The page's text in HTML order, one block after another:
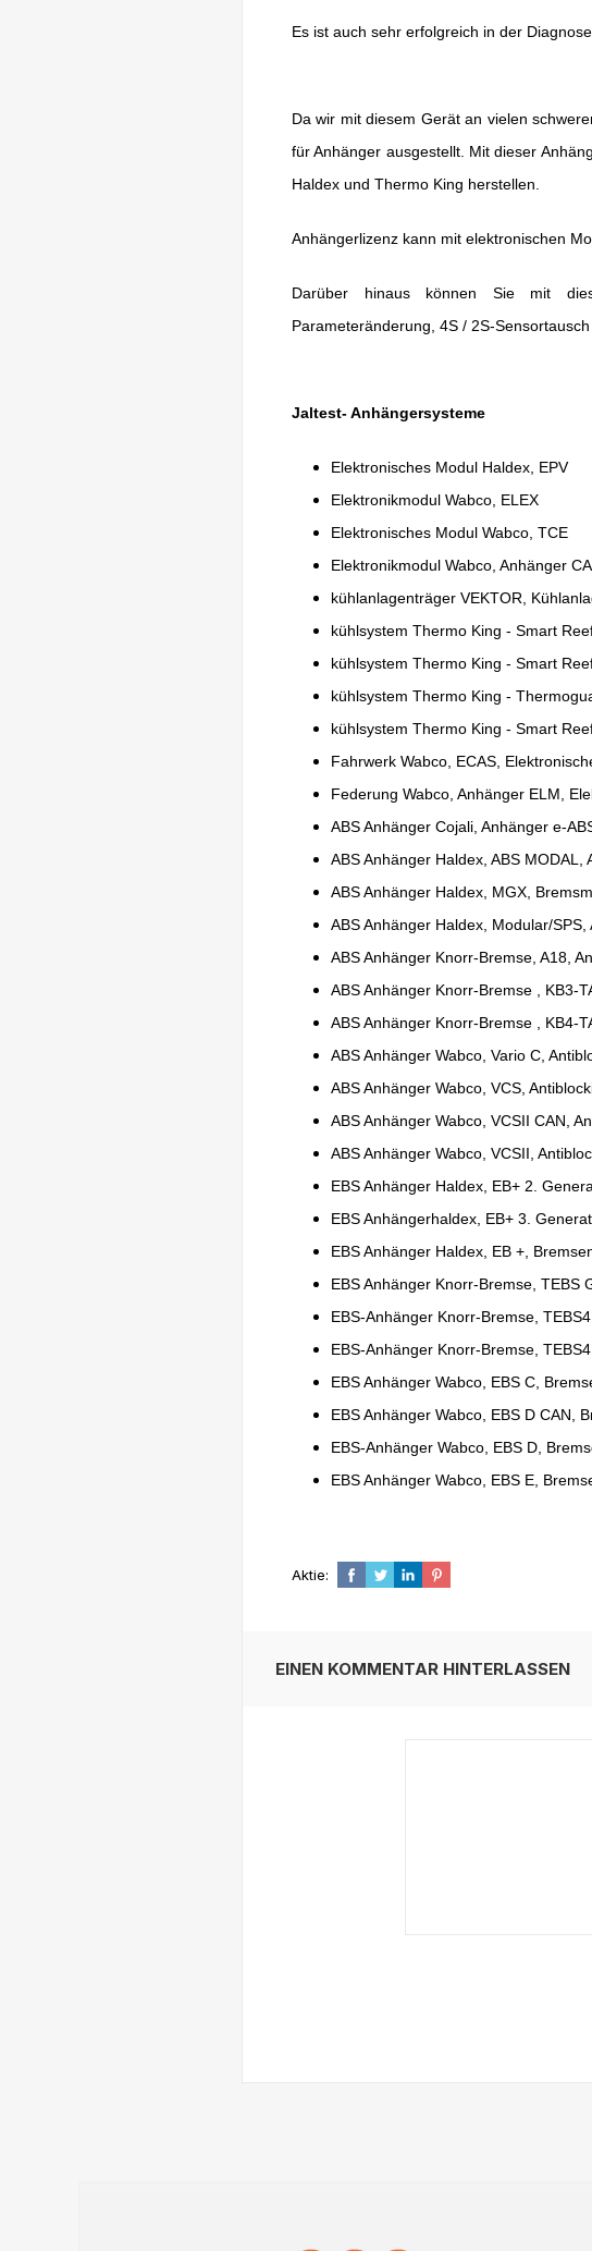
Es ist auch sehr erfolgreich in der
Da wir mit diesem Gerät an vielen
für Anhänger ausgestellt. Mit dieser
Haldex und Thermo King herstellen.
Anhängerlizenz kann mit elektronischen
Darüber hinaus können Sie mit
Parameteränderung, 4S / 2S-
Jaltest- Anhängersysteme
Elektronisches Modul Haldex, EPV
Elektronikmodul Wabco, ELEX
Elektronisches Modul Wabco, TCE
Elektronikmodul Wabco, Anhänger
kühlanlagenträger VEKTOR,
kühlsystem Thermo King - Smart
kühlsystem Thermo King - Smart
kühlsystem Thermo King -
kühlsystem Thermo King - Smart
Fahrwerk Wabco, ECAS,
Federung Wabco, Anhänger ELM,
ABS Anhänger Cojali, Anhänger e-
ABS Anhänger Haldex, ABS MODAL,
ABS Anhänger Haldex, MGX,
ABS Anhänger Haldex, Modular/SPS,
ABS Anhänger Knorr-Bremse, A18,
ABS Anhänger Knorr-Bremse , KB3-
ABS Anhänger Knorr-Bremse , KB4-
ABS Anhänger Wabco, Vario C,
ABS Anhänger Wabco, VCS,
ABS Anhänger Wabco, VCSII CAN,
ABS Anhänger Wabco, VCSII,
EBS Anhänger Haldex, EB+ 2.
EBS Anhängerhaldex, EB+ 3.
EBS Anhänger Haldex, EB +,
EBS Anhänger Knorr-Bremse, TEBS
EBS-Anhänger Knorr-Bremse,
EBS-Anhänger Knorr-Bremse,
EBS Anhänger Wabco, EBS C,
EBS Anhänger Wabco, EBS D CAN,
EBS-Anhänger Wabco, EBS D,
EBS Anhänger Wabco, EBS E,
Aktie:
EINEN KOMMENTAR HINTERLASSEN